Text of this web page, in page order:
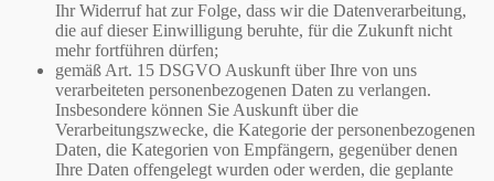
Ihr Widerruf hat zur Folge, dass wir die Datenverarbeitung,
die auf dieser Einwilligung beruhte, für die Zukunft nicht
mehr fortführen dürfen;
gemäß Art. 15 DSGVO Auskunft über Ihre von uns
verarbeiteten personenbezogenen Daten zu verlangen.
Insbesondere können Sie Auskunft über die
Verarbeitungszwecke, die Kategorie der personenbezogenen
Daten, die Kategorien von Empfängern, gegenüber denen
Ihre Daten offengelegt wurden oder werden, die geplante